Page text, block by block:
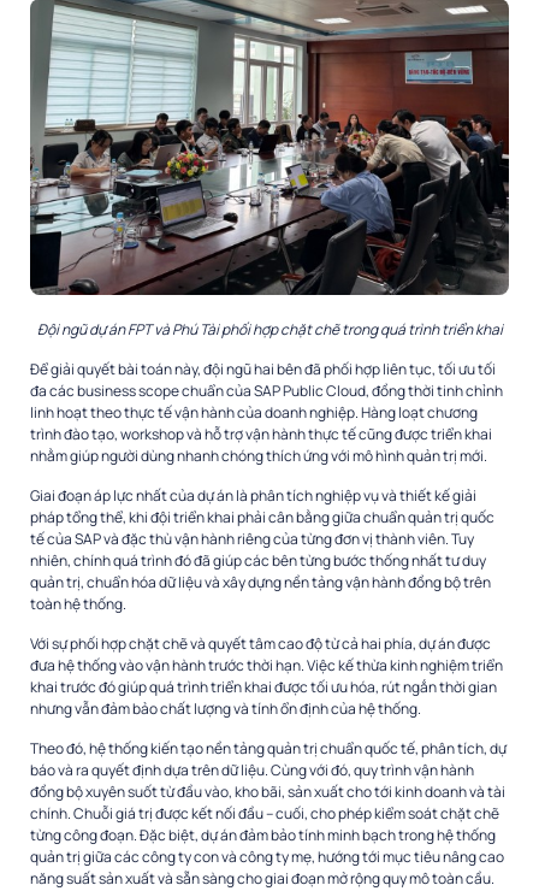
Đội ngũ dự án FPT và Phú Tài phối hợp chặt chẽ trong quá trình triển khai
Để giải quyết bài toán này, đội ngũ hai bên đã phối hợp liên tục, tối ưu tối
đa các business scope chuẩn của SAP Public Cloud, đồng thời tinh chỉnh
linh hoạt theo thực tế vận hành của doanh nghiệp. Hàng loạt chương
trình đào tạo, workshop và hỗ trợ vận hành thực tế cũng được triển khai
nhằm giúp người dùng nhanh chóng thích ứng với mô hình quản trị mới.
Giai đoạn áp lực nhất của dự án là phân tích nghiệp vụ và thiết kế giải
pháp tổng thể, khi đội triển khai phải cân bằng giữa chuẩn quản trị quốc
tế của SAP và đặc thù vận hành riêng của từng đơn vị thành viên. Tuy
nhiên, chính quá trình đó đã giúp các bên từng bước thống nhất tư duy
quản trị, chuẩn hóa dữ liệu và xây dựng nền tảng vận hành đồng bộ trên
toàn hệ thống.
Với sự phối hợp chặt chẽ và quyết tâm cao độ từ cả hai phía, dự án được
đưa hệ thống vào vận hành trước thời hạn. Việc kế thừa kinh nghiệm triển
khai trước đó giúp quá trình triển khai được tối ưu hóa, rút ngắn thời gian
nhưng vẫn đảm bảo chất lượng và tính ổn định của hệ thống.
Theo đó, hệ thống kiến tạo nền tảng quản trị chuẩn quốc tế, phân tích, dự
báo và ra quyết định dựa trên dữ liệu. Cùng với đó, quy trình vận hành
đồng bộ xuyên suốt từ đầu vào, kho bãi, sản xuất cho tới kinh doanh và tài
chính. Chuỗi giá trị được kết nối đầu – cuối, cho phép kiểm soát chặt chẽ
từng công đoạn. Đặc biệt, dự án đảm bảo tính minh bạch trong hệ thống
quản trị giữa các công ty con và công ty mẹ, hướng tới mục tiêu nâng cao
năng suất sản xuất và sẵn sàng cho giai đoạn mở rộng quy mô toàn cầu.